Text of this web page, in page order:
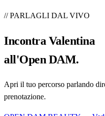
// PARLAGLI DAL VIVO
Incontra Valentina
all'Open DAM.
Apri il tuo percorso parlando
prenotazione.